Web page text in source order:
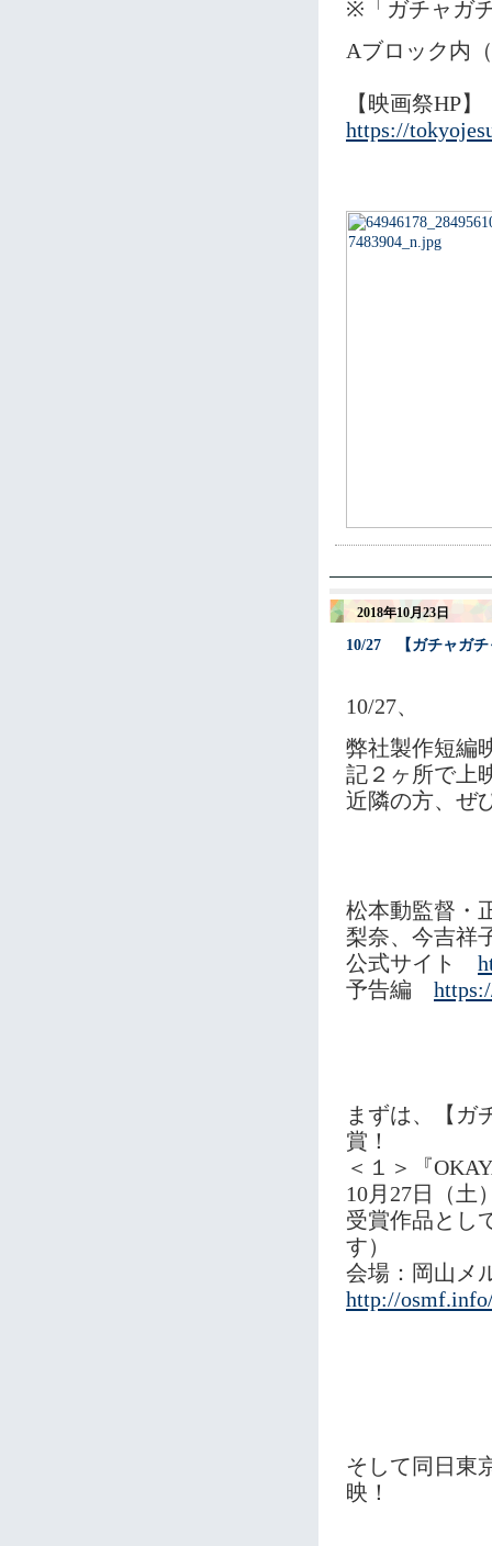
※「ガチャガ
Aブロック内
【映画祭HP】
https://
2018年10月23日
10/27 【ガチャガ
10/27、
弊社製作短編
記２ヶ所で上
近隣の方、ぜ
松本動監督・
梨奈、今吉祥
公式サイト
予告編
まずは、【
賞！
＜１＞『
10月27日（土
受賞作品とし
す）
会場：岡山メ
http://
そして同日東
映！